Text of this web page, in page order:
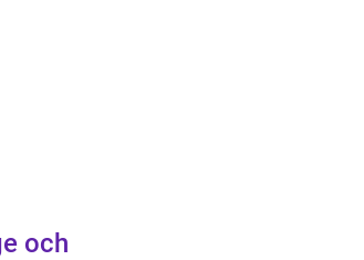
och